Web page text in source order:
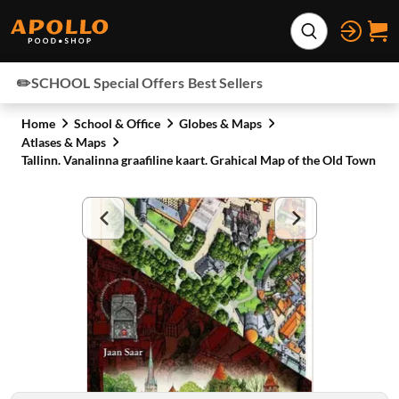
Expand search
✏️SCHOOL Special Offers Best Sellers
Home School & Office
Globes & Maps
Atlases & Maps
Tallinn. Vanalinna graafiline kaart. Grahical Map of the Old Town